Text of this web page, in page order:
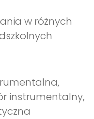
w różnych
instrumentalny,